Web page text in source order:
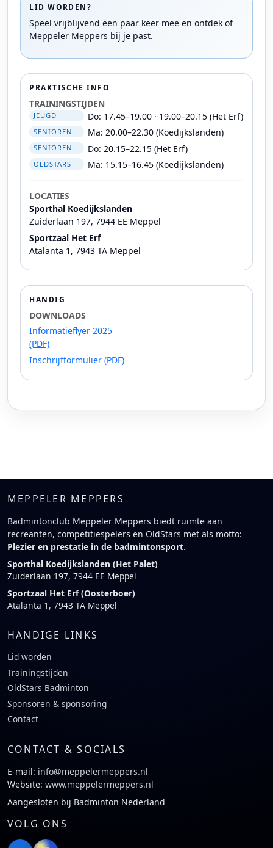
LID WORDEN?
Speel vrijblijvend een paar keer mee en ontdek of
Meppeler Meppers bij je past.
PRAKTISCHE INFO
TRAININGSTIJDEN
JEUGD Do: 17.45–19.00 · 19.00–20.15 (Het Erf)
SENIOREN Ma: 20.00–22.30 (Koedijkslanden)
SENIOREN Do: 20.15–22.15 (Het Erf)
OLDSTARS Ma: 15.15–16.45 (Koedijkslanden)
LOCATIES
Sporthal Koedijkslanden
Zuiderlaan 197, 7944 EE Meppel
Sportzaal Het Erf
Atalanta 1, 7943 TA Meppel
HANDIG
DOWNLOADS
Informatieflyer 2025
(PDF)
Inschrijfformulier (PDF)
MEPPELER MEPPERS
Badmintonclub Meppeler Meppers biedt ruimte aan
recreanten, competitiespelers en OldStars met als motto:
Plezier en prestatie in de badmintonsport.
Sporthal Koedijkslanden (Het Palet)
Zuiderlaan 197, 7944 EE Meppel
Sportzaal Het Erf (Oosterboer)
Atalanta 1, 7943 TA Meppel
HANDIGE LINKS
Lid worden
Trainingstijden
OldStars Badminton
Sponsoren & sponsoring
Contact
CONTACT & SOCIALS
E-mail: info@meppelermeppers.nl
Website: www.meppelermeppers.nl
Aangesloten bij Badminton Nederland
VOLG ONS